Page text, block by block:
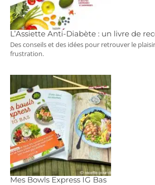
L’Assiette Anti-Diabète : un livre de
Des conseils et des idées pour retrouver le
frustration.
Mes Bowls Express IG Bas